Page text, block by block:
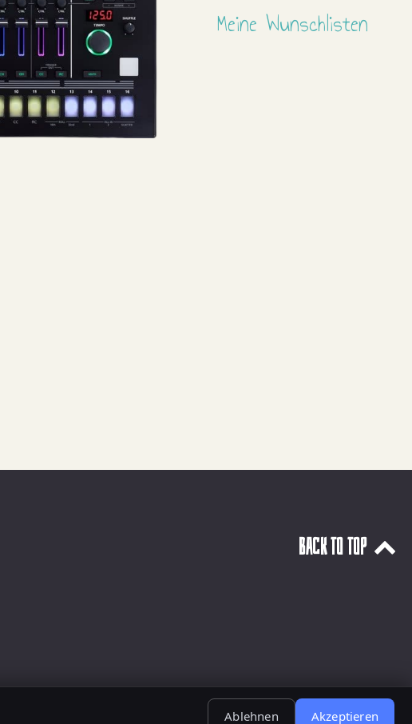
Meine Wunschlisten
Back to top
Ablehnen Akzeptieren